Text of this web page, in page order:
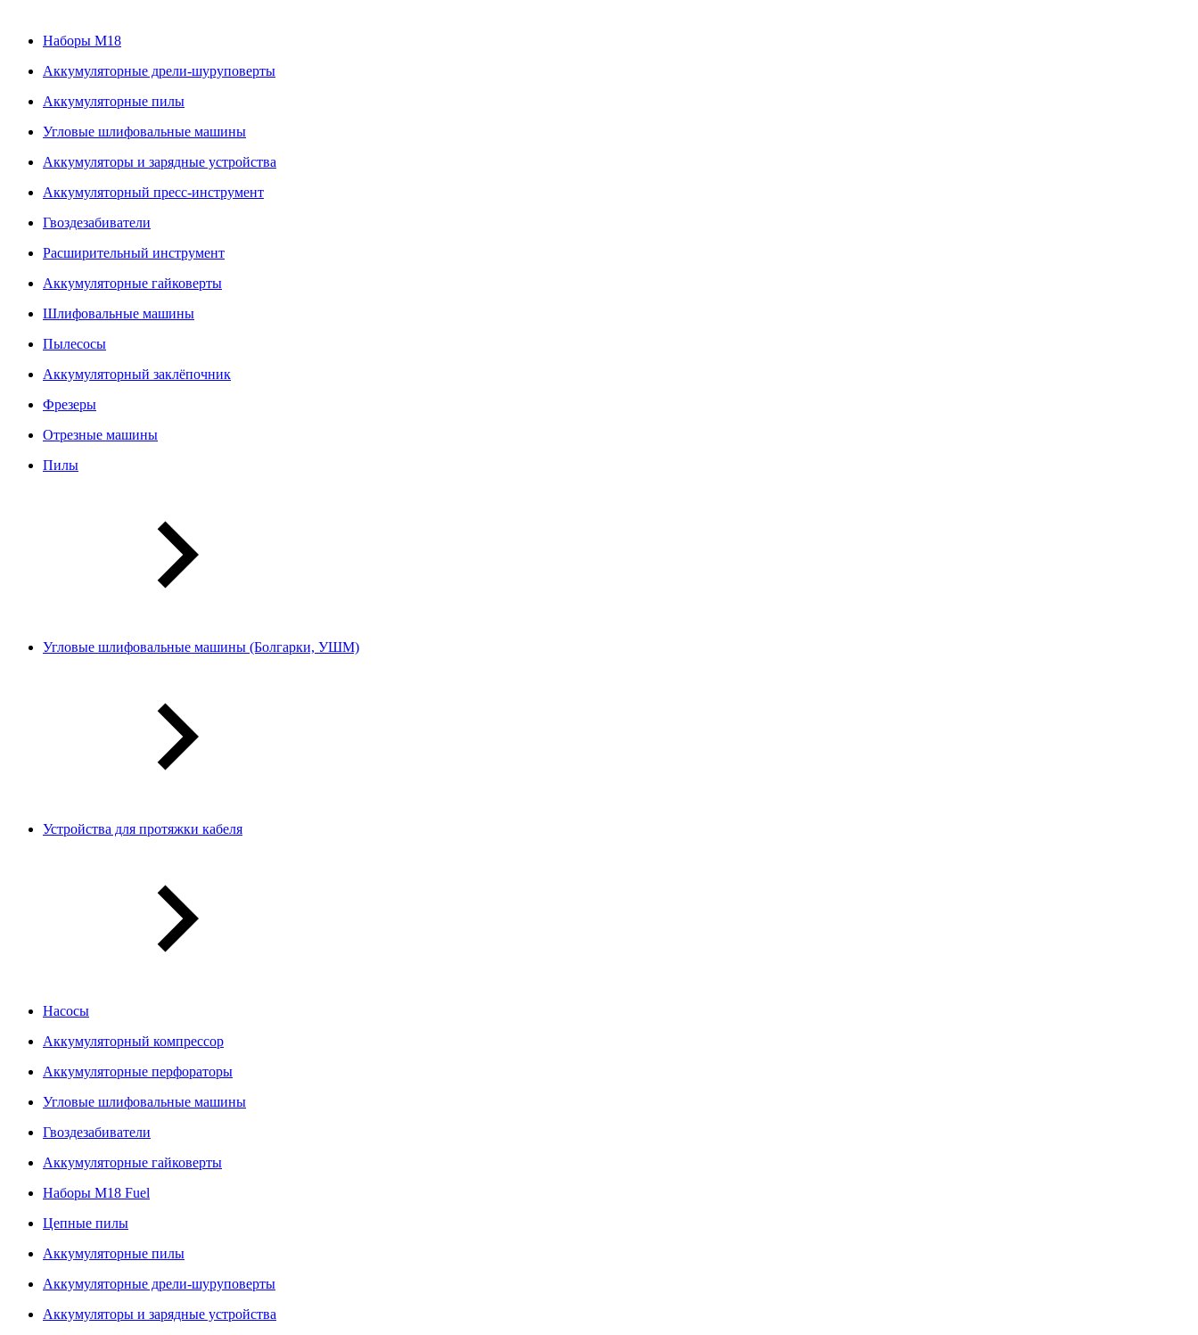
Наборы М18
Аккумуляторные дрели-шуруповерты
Аккумуляторные пилы
Угловые шлифовальные машины
Аккумуляторы и зарядные устройства
Аккумуляторный пресс-инструмент
Гвоздезабиватели
Расширительный инструмент
Аккумуляторные гайковерты
Шлифовальные машины
Пылесосы
Аккумуляторный заклёпочник
Фрезеры
Отрезные машины
Пилы
Угловые шлифовальные машины (Болгарки, УШМ)
Устройства для протяжки кабеля
Насосы
Аккумуляторный компрессор
Аккумуляторные перфораторы
Угловые шлифовальные машины
Гвоздезабиватели
Аккумуляторные гайковерты
Наборы M18 Fuel
Цепные пилы
Аккумуляторные пилы
Аккумуляторные дрели-шуруповерты
Аккумуляторы и зарядные устройства